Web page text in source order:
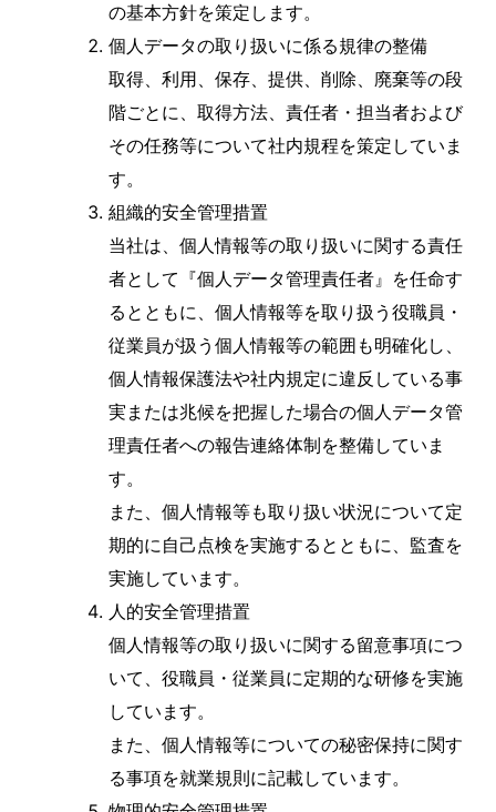
の基本方針を策定します。
個人データの取り扱いに係る規律の整備
取得、利用、保存、提供、削除、廃棄等の段
階ごとに、取得方法、責任者・担当者および
その任務等について社内規程を策定していま
す。
組織的安全管理措置
当社は、個人情報等の取り扱いに関する責任
者として『個人データ管理責任者』を任命す
るとともに、個人情報等を取り扱う役職員・
従業員が扱う個人情報等の範囲も明確化し、
個人情報保護法や社内規定に違反している事
実または兆候を把握した場合の個人データ管
理責任者への報告連絡体制を整備していま
す。
また、個人情報等も取り扱い状況について定
期的に自己点検を実施するとともに、監査を
実施しています。
人的安全管理措置
個人情報等の取り扱いに関する留意事項につ
いて、役職員・従業員に定期的な研修を実施
しています。
また、個人情報等についての秘密保持に関す
る事項を就業規則に記載しています。